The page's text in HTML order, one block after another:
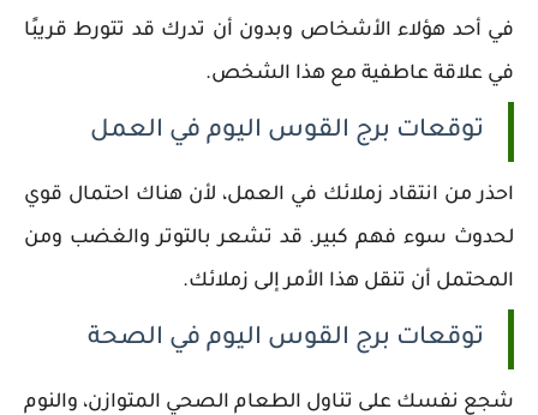
في أحد هؤلاء الأشخاص وبدون أن تدرك قد تتورط قريبًا
في علاقة عاطفية مع هذا الشخص.
توقعات برج القوس اليوم في العمل
احذر من انتقاد زملائك في العمل، لأن هناك احتمال قوي
لحدوث سوء فهم كبير. قد تشعر بالتوتر والغضب ومن
المحتمل أن تنقل هذا الأمر إلى زملائك.
توقعات برج القوس اليوم في الصحة
شجع نفسك على تناول الطعام الصحي المتوازن، والنوم